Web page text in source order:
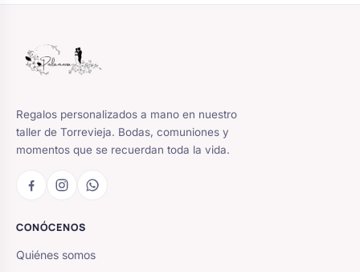
Regalos personalizados a mano en nuestro
taller de Torrevieja. Bodas, comuniones y
momentos que se recuerdan toda la vida.
CONÓCENOS
Quiénes somos